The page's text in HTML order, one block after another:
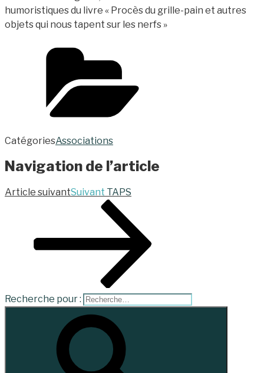
humoristiques du livre « Procès du grille-pain et autres
objets qui nous tapent sur les nerfs »
CatégoriesAssociations
Navigation de l’article
Article suivantSuivant TAPS
Recherche pour :